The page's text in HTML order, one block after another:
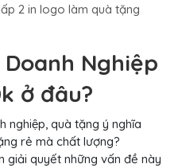
2 in logo làm quà tặng
Nghiệp
ở đâu?
nghiệp, quà tặng ý nghĩa
rẻ mà chất lượng?
giải quyết những vấn đề này